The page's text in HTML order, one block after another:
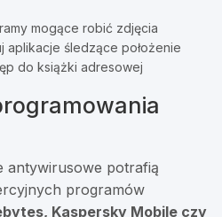
mogące robić zdjęcia
aplikacje śledzące położenie
do książki adresowej
antywirusowe potrafią
programów
Kaspersky Mobile czy